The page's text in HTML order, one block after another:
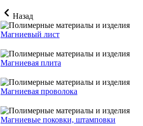
Назад
Магниевый лист
Магниевая плита
Магниевая проволока
Магниевые поковки, штамповки